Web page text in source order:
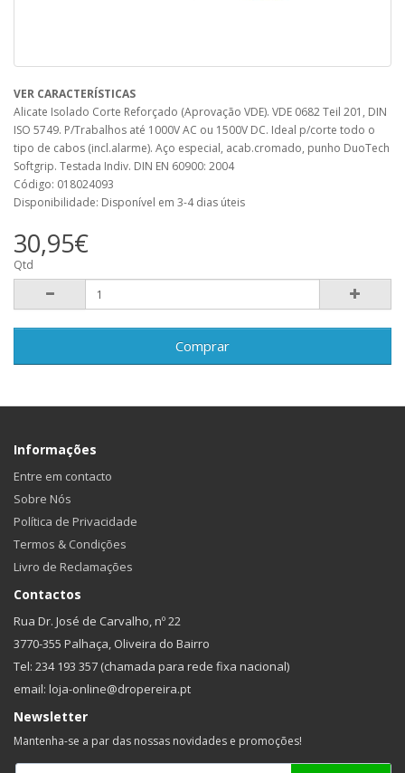
VER CARACTERÍSTICAS
Alicate Isolado Corte Reforçado (Aprovação VDE). VDE 0682 Teil 201, DIN
ISO 5749. P/Trabalhos até 1000V AC ou 1500V DC. Ideal p/corte todo o
tipo de cabos (incl.alarme). Aço especial, acab.cromado, punho DuoTech
Softgrip. Testada Indiv. DIN EN 60900: 2004
Código: 018024093
Disponibilidade: Disponível em 3-4 dias úteis
30,95€
Qtd
Comprar
Informações
Entre em contacto
Sobre Nós
Política de Privacidade
Termos & Condições
Livro de Reclamações
Contactos
Rua Dr. José de Carvalho, nº 22
3770-355 Palhaça, Oliveira do Bairro
Tel: 234 193 357 (chamada para rede fixa nacional)
email: loja-online@dropereira.pt
Newsletter
Mantenha-se a par das nossas novidades e promoções!